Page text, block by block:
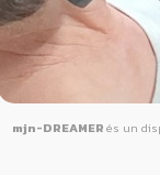
mjn-DREAMERés un